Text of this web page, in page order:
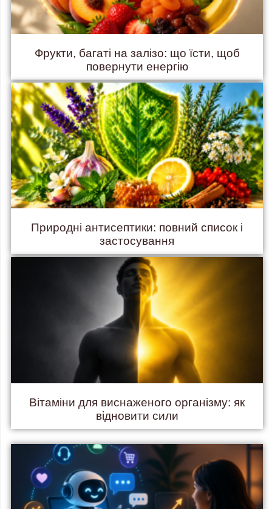
Фрукти, багаті на залізо: що їсти, щоб
повернути енергію
Природні антисептики: повний список і
застосування
Вітаміни для виснаженого організму: як
відновити сили